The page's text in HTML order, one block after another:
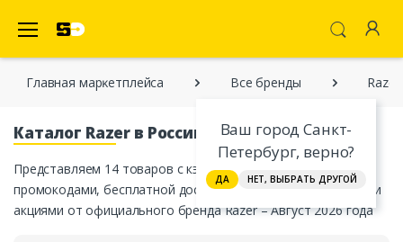
Ваш город Санкт-
Петербург, верно?
ДА НЕТ, ВЫБРАТЬ ДРУГОЙ
Главная марĸетплейса Все бренды Razer
Каталог Razer в России
Представляем 14 товаров с кэшбэком, скидками, купонами,
промокодами, бесплатной доставкой в ваш город и другими
акциями от официального бренда Razer – Август 2026 года